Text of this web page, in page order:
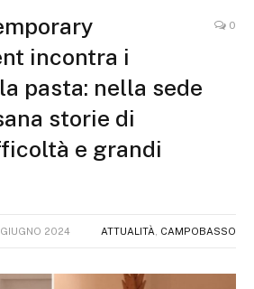
incontra i
pasta: nella sede
storie di
e grandi
0
GIUGNO 2024 ATTUALITÀ CAMPOBASSO